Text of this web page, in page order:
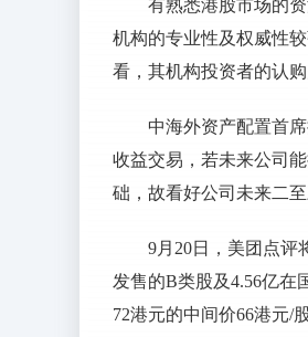
有熟悉港股市场的
机构的专业性及权威性
看，其机构投资者的认
中海外资产配置首
收益交易，若未来公司
础，故看好公司未来二至
9月20日，美团点评
发售的B类股及4.56亿在
72港元的中间价66港元/